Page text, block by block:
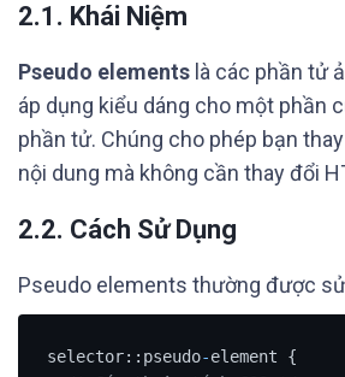
2.1. Khái Niệm
Pseudo elements là các phần tử
áp dụng kiểu dáng cho một phần
phần tử. Chúng cho phép bạn
nội dung mà không cần thay đổi
2.2. Cách Sử Dụng
Pseudo elements thường được
selector::pseudo-element {